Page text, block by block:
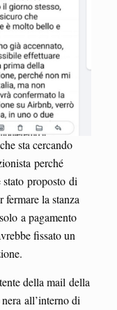
sta cercando
perché
stato proposto di
fermare la stanza
a pagamento
fissato un
della mail della
all’interno di